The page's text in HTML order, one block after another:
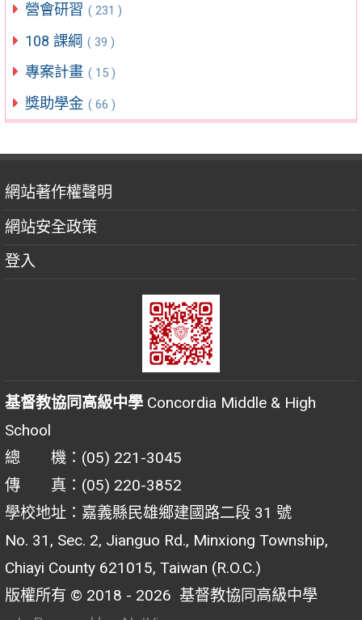
營會研習 ( 231 )
108 課綱 ( 39 )
專案計畫 ( 15 )
獎助學金 ( 66 )
網站著作權聲明
網站安全政策
登入
基督教協同高級中學 Concordia Middle & High
School
總 機：(05) 221-3045
傳 真：(05) 220-3852
學校地址：嘉義縣民雄鄉建國路二段 31 號
No. 31, Sec. 2, Jianguo Rd., Minxiong Township,
Chiayi County 621015, Taiwan (R.O.C.)
版權所有 © 2018 - 2026 基督教協同高級中學